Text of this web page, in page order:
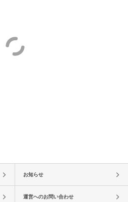
お知らせ
運営へのお問い合わせ